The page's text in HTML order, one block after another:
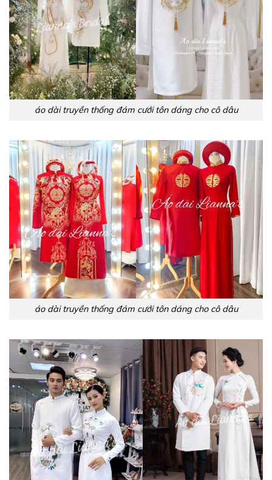
áo dài truyền thống đám cưới tôn dáng cho cô dâu
áo dài truyền thống đám cưới tôn dáng cho cô dâu